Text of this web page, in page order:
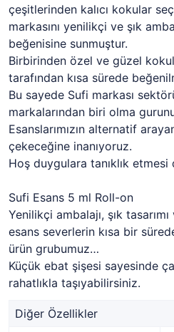
çeşitlerinden kalıcı kokular
markasını yenilikçi ve şık
beğenisine sunmuştur.
Birbirinden özel ve güzel
tarafından kısa sürede
Bu sayede Sufi markası
markalarından biri olma
Esanslarımızın alternatif
çekeceğine inanıyoruz.
Hoş duygulara tanıklık etmesi
Sufi Esans 5 ml Roll-on
Yenilikçi ambalajı, şık
esans severlerin kısa bir
ürün grubumuz…
Küçük ebat şişesi sayesinde
rahatlıkla taşıyabilirsiniz.
Diğer Özellikler